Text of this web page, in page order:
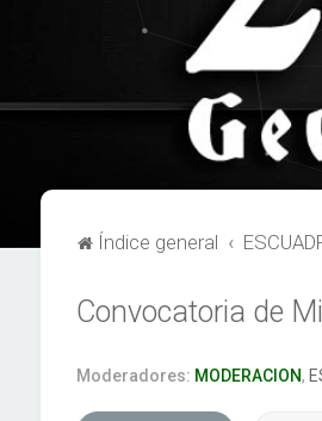
Índice general
Convocatoria de
Moderadores: MODERACION,